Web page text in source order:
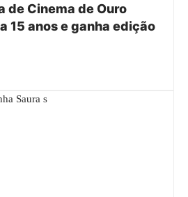
de Cinema de Ouro
15 anos e ganha edição